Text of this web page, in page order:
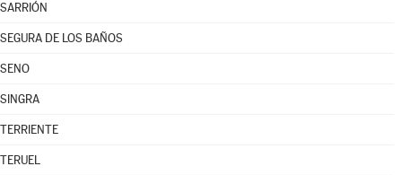
SARRIÓN
SEGURA DE LOS BAÑOS
SENO
SINGRA
TERRIENTE
TERUEL